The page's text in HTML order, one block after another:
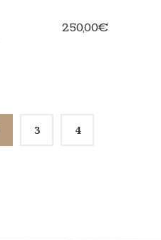
250,00€
3 4